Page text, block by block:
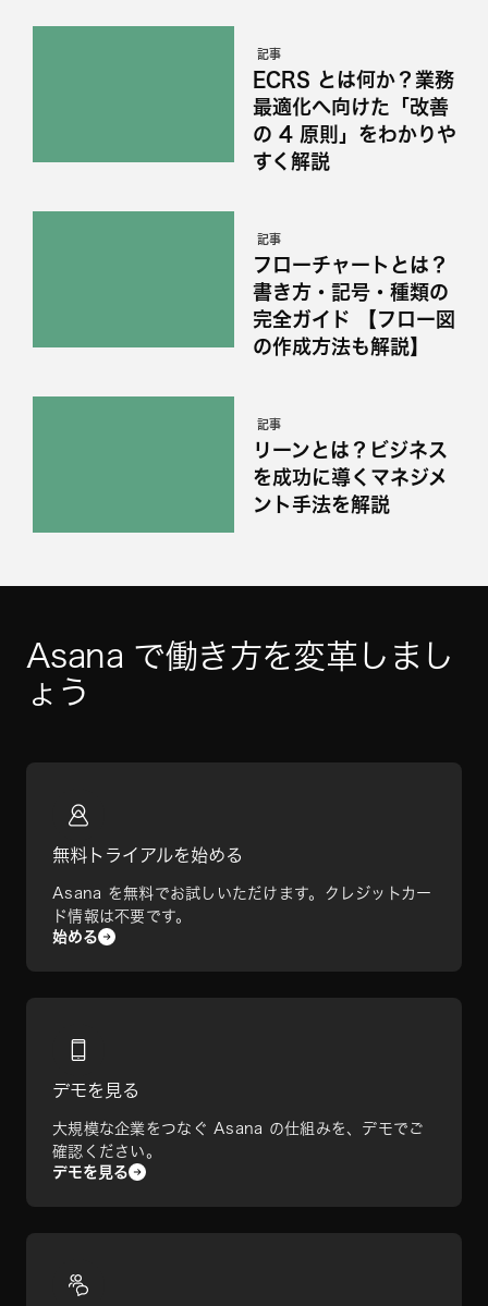
記事
ECRS とは何か？業務
最適化へ向けた「改善
の 4 原則」をわかりや
すく解説
記事
フローチャートとは？
書き方・記号・種類の
完全ガイド 【フロー図
の作成方法も解説】
記事
リーンとは？ビジネス
を成功に導くマネジメ
ント手法を解説
Asana で働き方を変革しまし
ょう
無料トライアルを始める
Asana を無料でお試しいただけます。クレジットカー
ド情報は不要です。
始める
デモを見る
大規模な企業をつなぐ Asana の仕組みを、デモでご
確認ください。
デモを見る